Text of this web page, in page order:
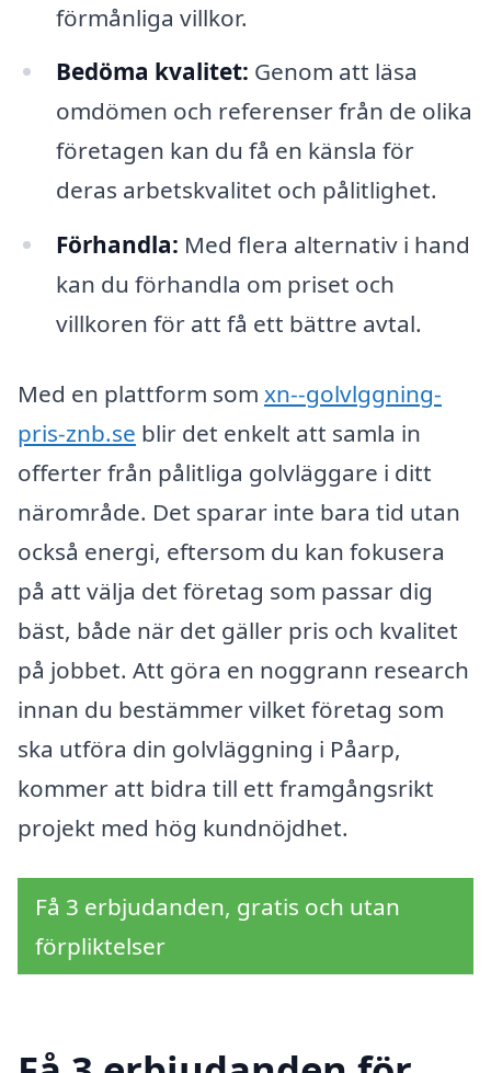
förmånliga villkor.
Bedöma kvalitet: Genom att läsa
omdömen och referenser från de olika
företagen kan du få en känsla för
deras arbetskvalitet och pålitlighet.
Förhandla: Med flera alternativ i hand
kan du förhandla om priset och
villkoren för att få ett bättre avtal.
Med en plattform som xn--golvlggning-
pris-znb.se blir det enkelt att samla in
offerter från pålitliga golvläggare i ditt
närområde. Det sparar inte bara tid utan
också energi, eftersom du kan fokusera
på att välja det företag som passar dig
bäst, både när det gäller pris och kvalitet
på jobbet. Att göra en noggrann research
innan du bestämmer vilket företag som
ska utföra din golvläggning i Påarp,
kommer att bidra till ett framgångsrikt
projekt med hög kundnöjdhet.
Få 3 erbjudanden, gratis och utan
förpliktelser